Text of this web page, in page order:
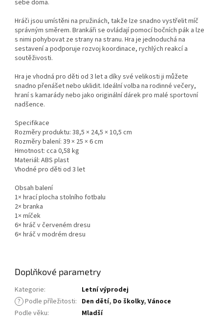
sebe doma.
Hráči jsou umístěni na pružinách, takže lze snadno vystřelit míč
správným směrem. Brankáři se ovládají pomocí bočních pák a lze
s nimi pohybovat ze strany na stranu. Hra je jednoduchá na
sestavení a podporuje rozvoj koordinace, rychlých reakcí a
soutěživosti.
Hra je vhodná pro děti od 3 let a díky své velikosti ji můžete
snadno přenášet nebo uklidit. Ideální volba na rodinné večery,
hraní s kamarády nebo jako originální dárek pro malé sportovní
nadšence.
Specifikace
Rozměry produktu: 38,5 × 24,5 × 10,5 cm
Rozměry balení: 39 × 25 × 6 cm
Hmotnost: cca 0,58 kg
Materiál: ABS plast
Vhodné pro děti od 3 let
Obsah balení
1× hrací plocha stolního fotbalu
2× branka
1× míček
6× hráč v červeném dresu
6× hráč v modrém dresu
Doplňkové parametry
Kategorie:
Letní výprodej
? Podle příležitosti: Den dětí, Do školky, Vánoce
Podle věku:
Mladší